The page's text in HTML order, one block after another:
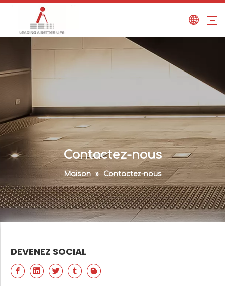
Contactez-nous
Maison » Contactez-nous
DEVENEZ SOCIAL